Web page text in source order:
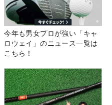
今年も男女プロが強い「キャ
ロウェイ」のニュース一覧は
こちら！